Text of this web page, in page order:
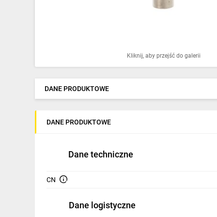
Ogrzewanie
Elektronarzędzia i mierniki
Dom i ogród
Klimatyzacja
Kliknij, aby przejść do galerii
DANE PRODUKTOWE
DANE PRODUKTOWE
Dane techniczne
CN
Dane logistyczne